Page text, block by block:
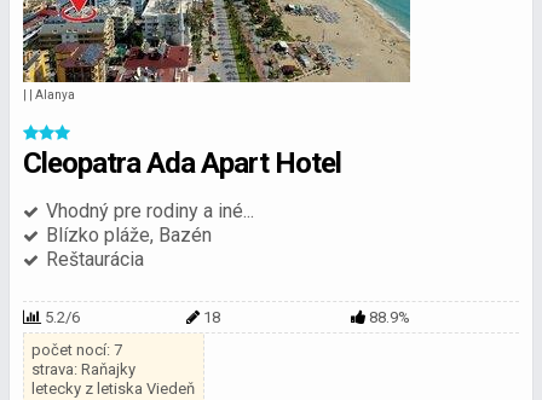
| | Alanya
Cleopatra Ada Apart Hotel
Vhodný pre rodiny a iné...
Blízko pláže, Bazén
Reštaurácia
5.2/6 18
88.9%
počet nocí: 7
strava: Raňajky
letecky z letiska Viedeň